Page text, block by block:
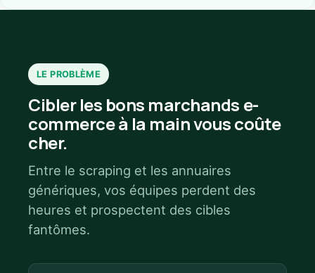
LE PROBLÈME
Cibler les bons marchands e-
commerce à la main vous coûte
cher.
Entre le scraping et les annuaires
génériques, vos équipes perdent des
heures et prospectent des cibles
fantômes.